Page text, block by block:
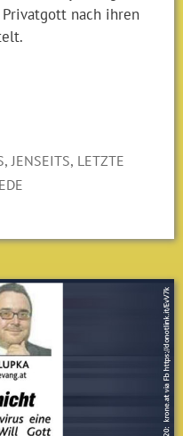
nach ihren
,JENSEITS, LETZTE